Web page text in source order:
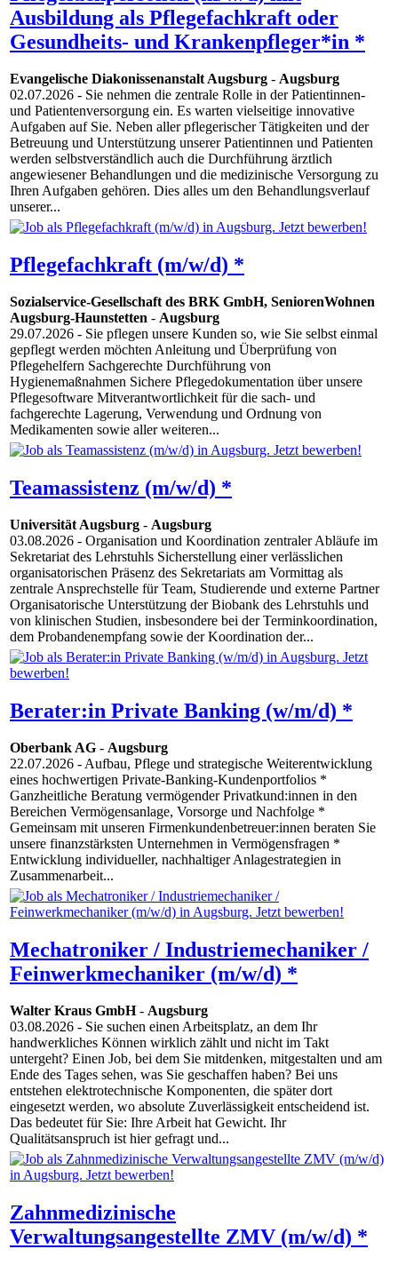
Ausbildung als Pflegefachkraft oder
Gesundheits- und Krankenpfleger*in *
Evangelische Diakonissenanstalt Augsburg - Augsburg
02.07.2026 - Sie nehmen die zentrale Rolle in der Patientinnen-
und Patientenversorgung ein. Es warten vielseitige innovative
Aufgaben auf Sie. Neben aller pflegerischer Tätigkeiten und der
Betreuung und Unterstützung unserer Patientinnen und Patienten
werden selbstverständlich auch die Durchführung ärztlich
angewiesener Behandlungen und die medizinische Versorgung zu
Ihren Aufgaben gehören. Dies alles um den Behandlungsverlauf
unserer...
Pflegefachkraft (m/w/d) *
Sozialservice-Gesellschaft des BRK GmbH, SeniorenWohnen
Augsburg-Haunstetten - Augsburg
29.07.2026 - Sie pflegen unsere Kunden so, wie Sie selbst einmal
gepflegt werden möchten Anleitung und Überprüfung von
Pflegehelfern Sachgerechte Durchführung von
Hygienemaßnahmen Sichere Pflegedokumentation über unsere
Pflegesoftware Mitverantwortlichkeit für die sach- und
fachgerechte Lagerung, Verwendung und Ordnung von
Medikamenten sowie aller weiteren...
Teamassistenz (m/w/d) *
Universität Augsburg - Augsburg
03.08.2026 - Organisation und Koordination zentraler Abläufe im
Sekretariat des Lehrstuhls Sicherstellung einer verlässlichen
organisatorischen Präsenz des Sekretariats am Vormittag als
zentrale Ansprechstelle für Team, Studierende und externe Partner
Organisatorische Unterstützung der Biobank des Lehrstuhls und
von klinischen Studien, insbesondere bei der Terminkoordination,
dem Probandenempfang sowie der Koordination der...
Berater:in Private Banking (w/m/d) *
Oberbank AG - Augsburg
22.07.2026 - Aufbau, Pflege und strategische Weiterentwicklung
eines hochwertigen Private-Banking-Kundenportfolios *
Ganzheitliche Beratung vermögender Privatkund:innen in den
Bereichen Vermögensanlage, Vorsorge und Nachfolge *
Gemeinsam mit unseren Firmenkundenbetreuer:innen beraten Sie
unsere finanzstärksten Unternehmen in Vermögensfragen *
Entwicklung individueller, nachhaltiger Anlagestrategien in
Zusammenarbeit...
Mechatroniker / Industriemechaniker /
Feinwerkmechaniker (m/w/d) *
Walter Kraus GmbH- Augsburg
03.08.2026 - Sie suchen einen Arbeitsplatz, an dem Ihr
handwerkliches Können wirklich zählt und nicht im Takt
untergeht? Einen Job, bei dem Sie mitdenken, mitgestalten und am
Ende des Tages sehen, was Sie geschaffen haben? Bei uns
entstehen elektrotechnische Komponenten, die später dort
eingesetzt werden, wo absolute Zuverlässigkeit entscheidend ist.
Das bedeutet für Sie: Ihre Arbeit hat Gewicht. Ihr
Qualitätsanspruch ist hier gefragt und...
Zahnmedizinische
Verwaltungsangestellte ZMV (m/w/d) *